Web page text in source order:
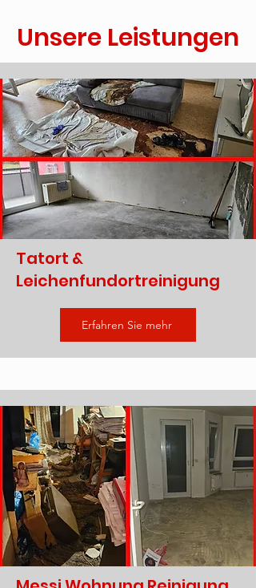
Unsere Leistungen
Tatort &
Leichenfundortreinigung
Erfahren Sie mehr